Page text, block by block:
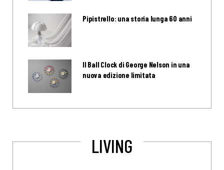
Pipistrello: una storia lunga 60 anni
Il Ball Clock di George Nelson in una
nuova edizione limitata
LIVING